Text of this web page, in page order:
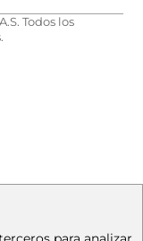
Todos los